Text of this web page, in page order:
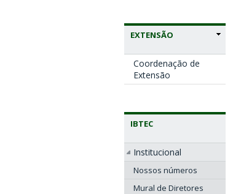
EXTENSÃO
Coordenação de
Extensão
IBTEC
Institucional
Nossos números
Mural de Diretores